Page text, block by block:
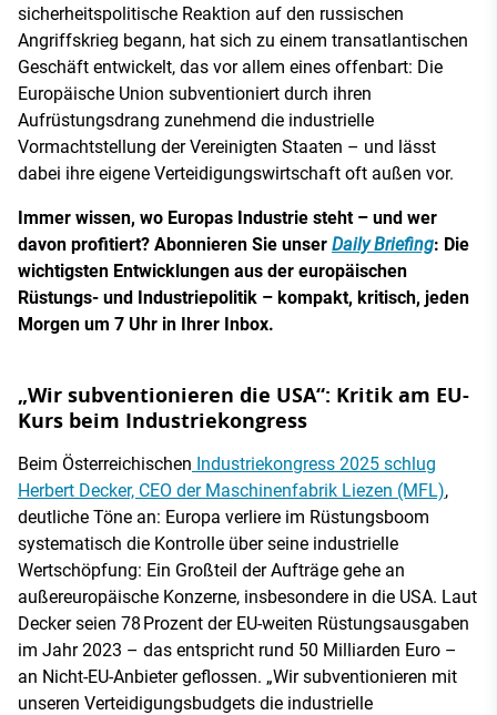
sicherheitspolitische Reaktion auf den russischen
Angriffskrieg begann, hat sich zu einem transatlantischen
Geschäft entwickelt, das vor allem eines offenbart: Die
Europäische Union subventioniert durch ihren
Aufrüstungsdrang zunehmend die industrielle
Vormachtstellung der Vereinigten Staaten – und lässt
dabei ihre eigene Verteidigungswirtschaft oft außen vor.
Immer wissen, wo Europas Industrie steht – und wer
davon profitiert? Abonnieren Sie unser Daily Briefing: Die
wichtigsten Entwicklungen aus der europäischen
Rüstungs- und Industriepolitik – kompakt, kritisch, jeden
Morgen um 7 Uhr in Ihrer Inbox.
„Wir subventionieren die USA“: Kritik am EU-
Kurs beim Industriekongress
Beim Österreichischen Industriekongress 2025 schlug
Herbert Decker, CEO der Maschinenfabrik Liezen (MFL),
deutliche Töne an: Europa verliere im Rüstungsboom
systematisch die Kontrolle über seine industrielle
Wertschöpfung: Ein Großteil der Aufträge gehe an
außereuropäische Konzerne, insbesondere in die USA. Laut
Decker seien 78 Prozent der EU-weiten Rüstungsausgaben
im Jahr 2023 – das entspricht rund 50 Milliarden Euro –
an Nicht-EU-Anbieter geflossen. „Wir subventionieren mit
unseren Verteidigungsbudgets die industrielle